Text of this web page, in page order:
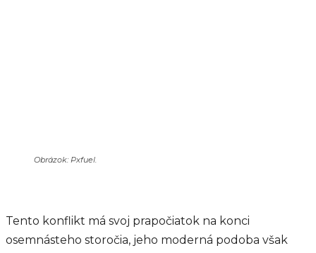
Obrázok: Pxfuel.
Tento konflikt má svoj prapočiatok na konci
osemnásteho storočia, jeho moderná podoba však